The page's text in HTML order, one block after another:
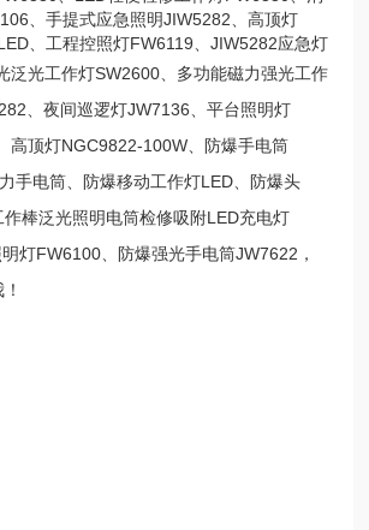
、手提式应急照明JIW5282、高顶灯
、工程控照灯FW6119、JIW5282应急灯
泛光工作灯SW2600 、多功能磁力强光工作
、夜间巡逻灯JW7136、平台照明灯
高顶灯NGC9822-100W、防爆手电筒
手电筒、防爆移动工作灯LED、防爆头
棒泛光照明电筒检修吸附LED充电灯
灯FW6100、防爆强光手电筒JW7622，